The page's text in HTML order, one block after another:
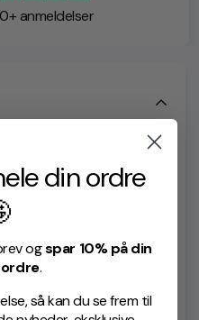
anmeldelser
6T i markedets bedste
B7000 Lim når man
din ordre
ogspar 10% på din
.
så kan du se frem til